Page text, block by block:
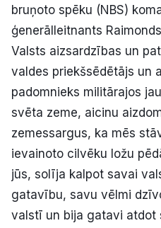
bruņoto spēku (NBS)
ģenerālleitnants
Valsts aizsardzības un
valdes priekšsēdētājs un
padomnieks militārajos
svēta zeme, aicinu
zemessargus, ka mēs
ievainoto cilvēku ložu
jūs, solīja kalpot savai
gatavību, savu vēlmi
valstī un bija gatavi atdot